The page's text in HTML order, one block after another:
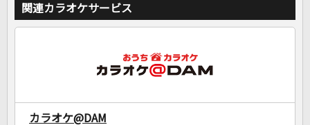
関連カラオケサービス
カラオケ@DAM